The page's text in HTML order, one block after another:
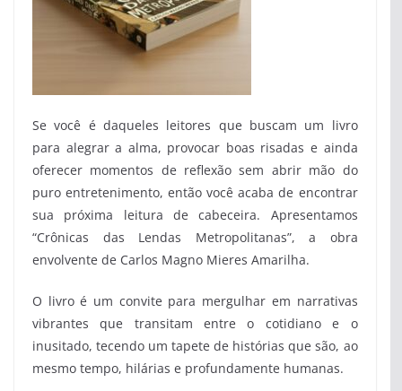
Se você é daqueles leitores que buscam um livro
para alegrar a alma, provocar boas risadas e ainda
oferecer momentos de reflexão sem abrir mão do
puro entretenimento, então você acaba de encontrar
sua próxima leitura de cabeceira. Apresentamos
“Crônicas das Lendas Metropolitanas”, a obra
envolvente de Carlos Magno Mieres Amarilha.
O livro é um convite para mergulhar em narrativas
vibrantes que transitam entre o cotidiano e o
inusitado, tecendo um tapete de histórias que são, ao
mesmo tempo, hilárias e profundamente humanas.